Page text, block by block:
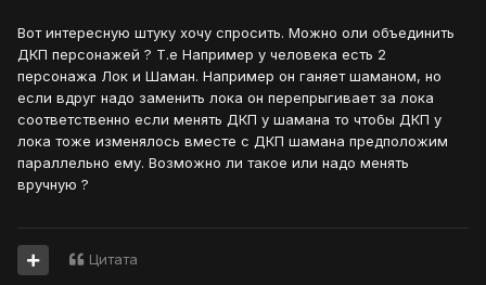
Вот интересную штуку хочу спросить. Можно оли объединить
ДКП персонажей ? Т.е Например у человека есть 2
персонажа Лок и Шаман. Например он ганяет шаманом, но
если вдруг надо заменить лока он перепрыгивает за лока
соответственно если менять ДКП у шамана то чтобы ДКП у
лока тоже изменялось вместе с ДКП шамана предположим
параллельно ему. Возможно ли такое или надо менять
вручную ?
Цитата